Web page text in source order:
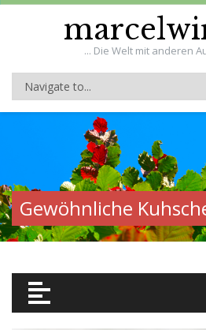
... Die Welt mit anderen
Gewöhnliche